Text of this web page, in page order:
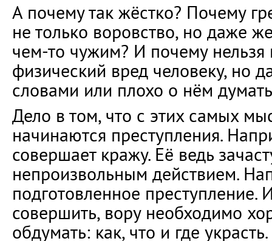
А почему так жёстко? Почему
не только воровство, но даже
чем-то чужим? И почему нельзя
физический вред человеку, но
словами или плохо о нём
Дело в том, что с этих самых
начинаются преступления.
совершает кражу. Её ведь
непроизвольным действием.
подготовленное преступление.
совершить, вору необходимо
обдумать: как, что и где